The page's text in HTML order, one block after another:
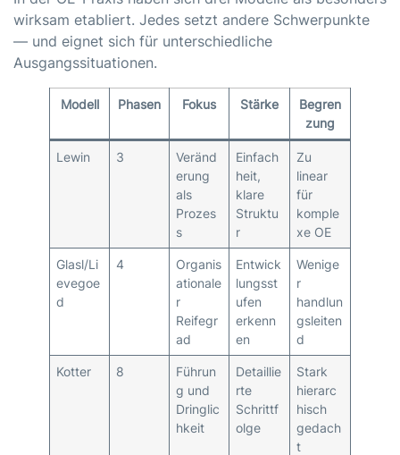
wirksam etabliert. Jedes setzt andere Schwerpunkte
— und eignet sich für unterschiedliche
Ausgangssituationen.
Modell Phasen Fokus Stärke
Begren
zung
Lewin 3
Veränd
erung
als
Prozes
s
Einfach
heit,
klare
Struktu
r
Zu
linear
für
komple
xe OE
Glasl/Li
evegoe
d
4
Organis
ationale
r
Reifegr
ad
Entwick
lungsst
ufen
erkenn
en
Wenige
r
handlun
gsleiten
d
Kotter 8
Führun
g und
Dringlic
hkeit
Detaillie
rte
Schrittf
olge
Stark
hierarc
hisch
gedach
t